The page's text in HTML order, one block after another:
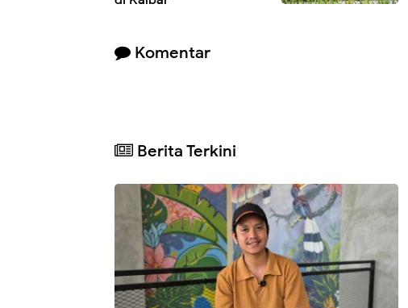
Komentar
Berita Terkini